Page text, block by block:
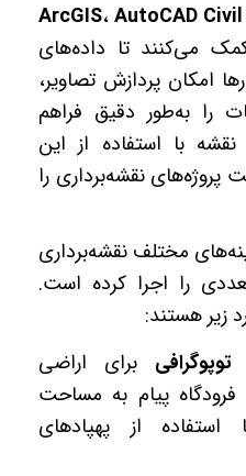
ArcGIS،AutoCAD Civil
می‌کنند تا داده‌های
امکان پردازش تصاویر،
را به‌طور دقیق فراهم
با استفاده از این
پروژه‌های نقشه‌برداری را
مختلف نقشه‌برداری
را اجرا کرده است.
زیر هستند:
برای اراضی
پیام به مساحت
با استفاده از پهپادهای